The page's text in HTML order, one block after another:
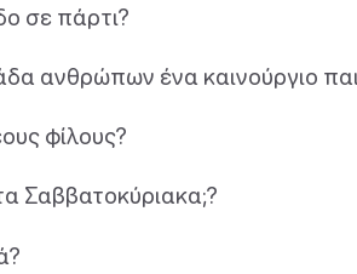
σε πάρτι?
ανθρώπων ένα καινούργιο
φίλους?
Σαββατοκύριακα;?